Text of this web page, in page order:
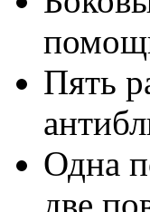
Пять
Одна
две